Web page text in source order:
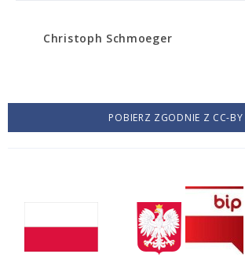
Christoph Schmoeger
POBIERZ ZGODNIE Z CC-BY